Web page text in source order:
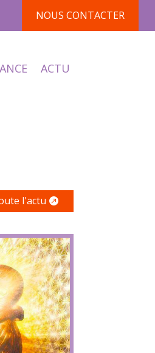
NOUS CONTACTER
ACTU
l'actu